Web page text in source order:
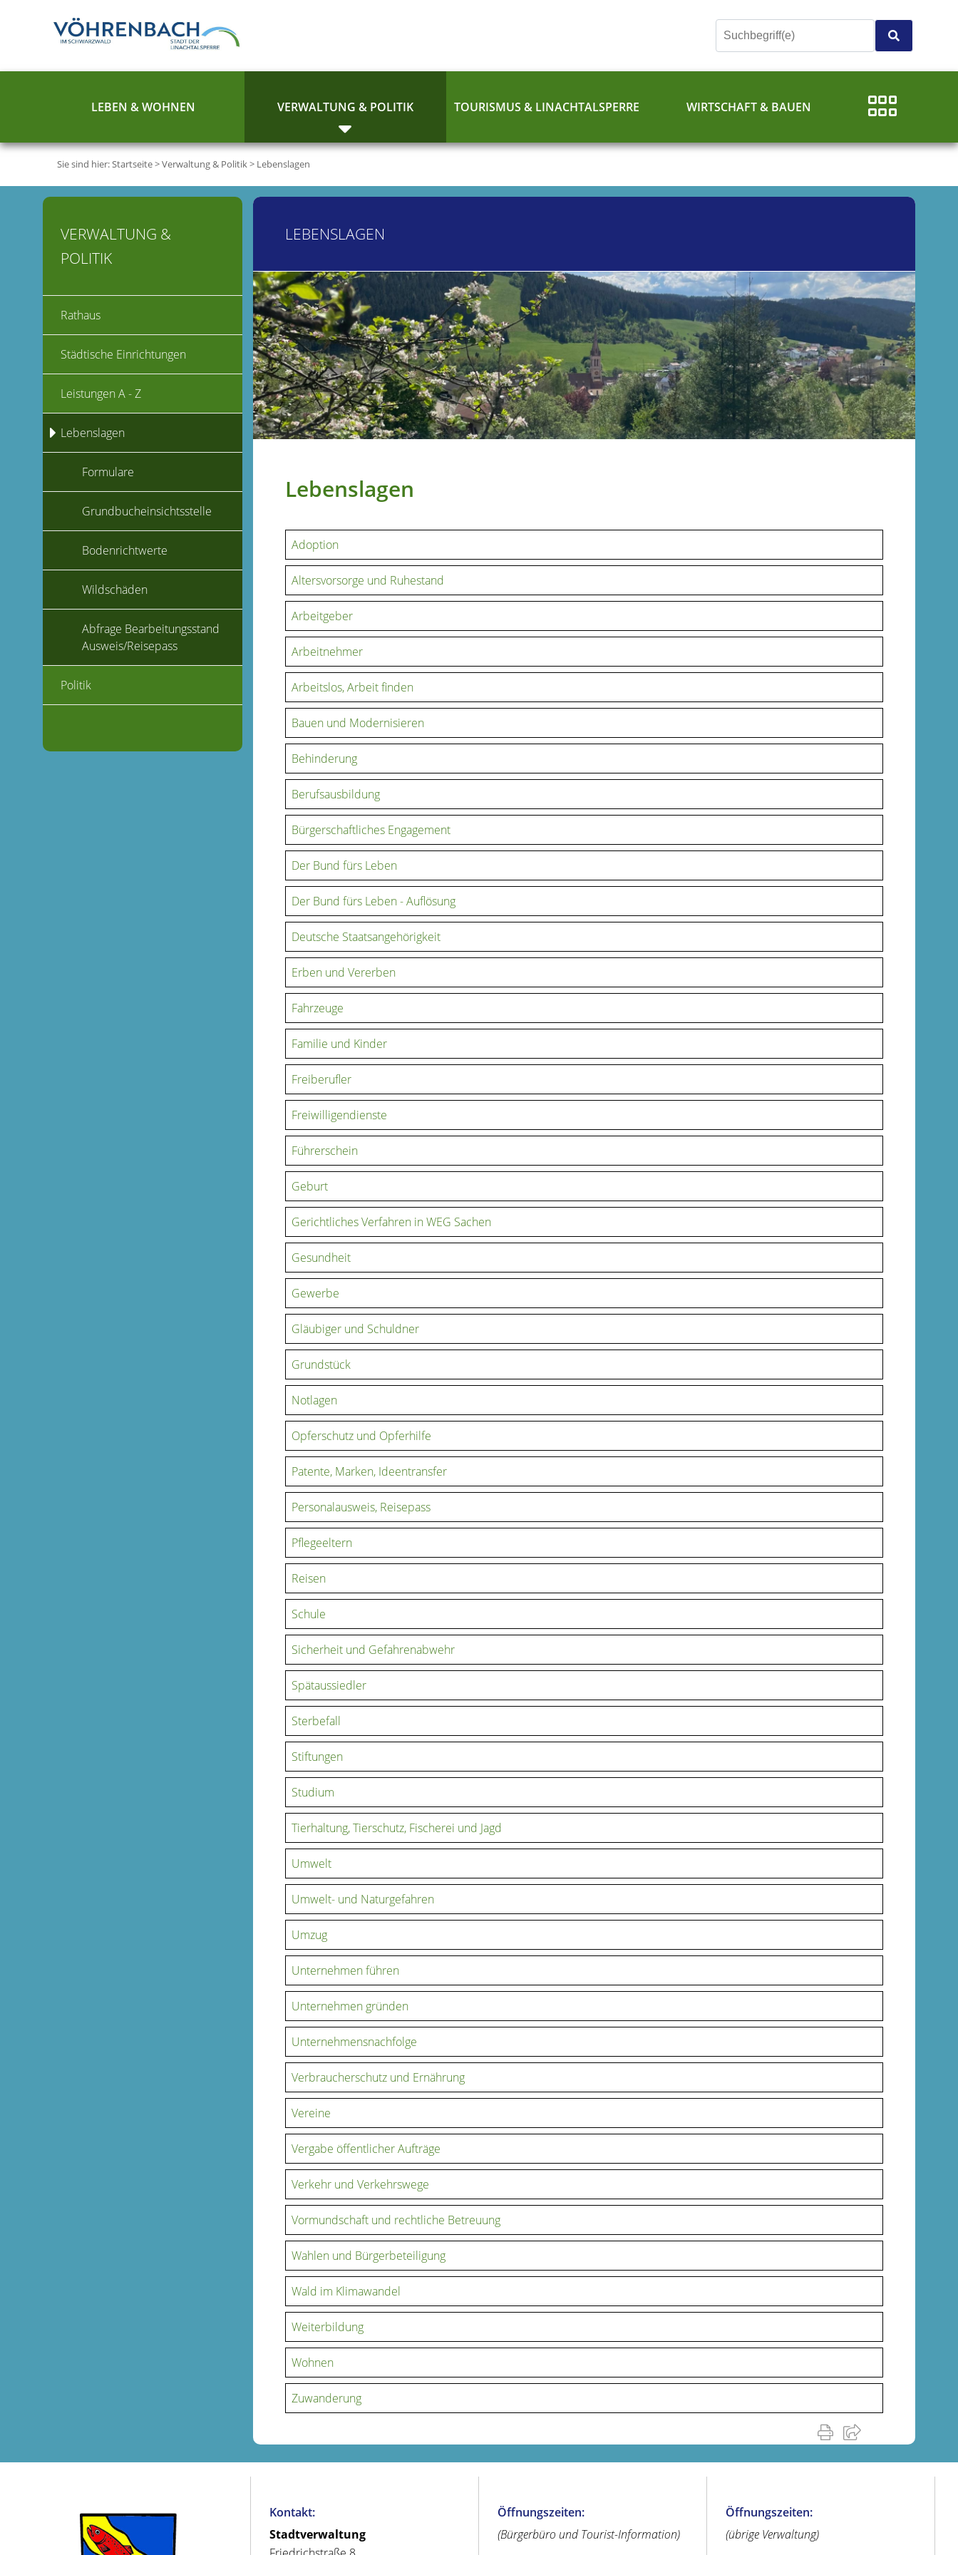
LEBEN & WOHNEN VERWALTUNG & POLITIK TOURISMUS & LINACHTALSPERRE WIRTSCHAFT & BAUEN
Sie sind hier:Startseite>Verwaltung & Politik> Lebenslagen
LEBENSLAGEN
Lebenslagen
Adoption
Altersvorsorge und Ruhestand
Arbeitgeber
Arbeitnehmer
Arbeitslos, Arbeit finden
Bauen und Modernisieren
Behinderung
Berufsausbildung
Bürgerschaftliches Engagement
Der Bund fürs Leben
Der Bund fürs Leben - Auflösung
Deutsche Staatsangehörigkeit
Erben und Vererben
Fahrzeuge
Familie und Kinder
Freiberufler
Freiwilligendienste
Führerschein
Geburt
Gerichtliches Verfahren in WEG Sachen
Gesundheit
Gewerbe
Gläubiger und Schuldner
Grundstück
Notlagen
Opferschutz und Opferhilfe
Patente, Marken, Ideentransfer
Personalausweis, Reisepass
Pflegeeltern
Reisen
Schule
Sicherheit und Gefahrenabwehr
Spätaussiedler
Sterbefall
Stiftungen
Studium
Tierhaltung, Tierschutz, Fischerei und Jagd
Umwelt
Umwelt- und Naturgefahren
Umzug
Unternehmen führen
Unternehmen gründen
Unternehmensnachfolge
Verbraucherschutz und Ernährung
Vereine
Vergabe öffentlicher Aufträge
Verkehr und Verkehrswege
Vormundschaft und rechtliche Betreuung
Wahlen und Bürgerbeteiligung
Wald im Klimawandel
Weiterbildung
Wohnen
Zuwanderung
VERWALTUNG &
POLITIK
Rathaus
Städtische Einrichtungen
Leistungen A - Z
Lebenslagen
Formulare
Grundbucheinsichtsstelle
Bodenrichtwerte
Wildschäden
Abfrage Bearbeitungsstand
Ausweis/Reisepass
Politik
Kontakt:
Stadtverwaltung
Öffnungszeiten:
(Bürgerbüro und Tourist-Information)
Öffnungszeiten:
(übrige Verwaltung)